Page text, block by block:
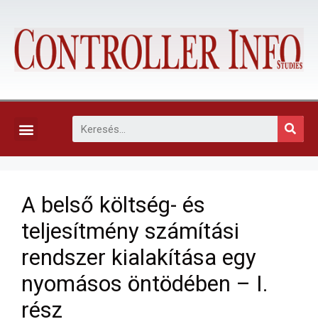
A belső költség- és
teljesítmény­ számítási
rendszer kialakítása egy
nyomásos öntödében – I.
rész